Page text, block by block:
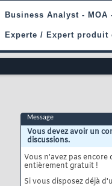
Message
Vous devez avoir un
discussions.
Vous n'avez pas encore
entièrement gratuit !
Si vous disposez déjà